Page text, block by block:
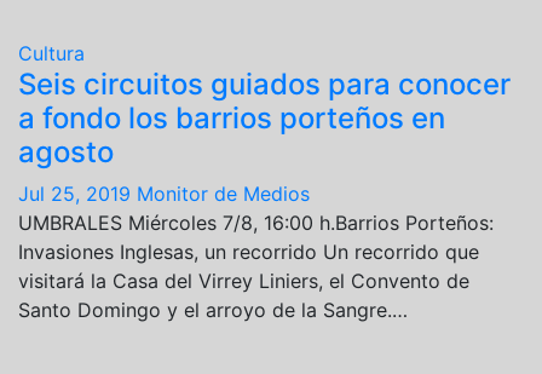
Cultura
Seis circuitos guiados para conocer
a fondo los barrios porteños en
agosto
Jul 25, 2019 Monitor de Medios
UMBRALES Miércoles 7/8, 16:00 h.Barrios Porteños:
Invasiones Inglesas, un recorrido Un recorrido que
visitará la Casa del Virrey Liniers, el Convento de
Santo Domingo y el arroyo de la Sangre.…